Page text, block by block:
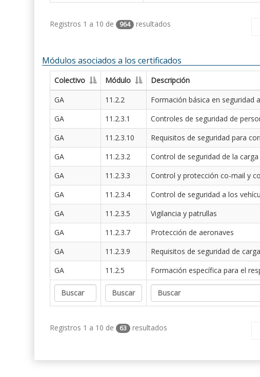
Registros 1 a 10 de 964 resultados
Módulos asociados a los certificados
Colectivo Módulo
Descripción
GA
11.2.2
Formación básica en seguridad
GA
11.2.3.1
Controles de seguridad de
GA
11.2.3.10
Requisitos de seguridad para
GA
11.2.3.2
Control de seguridad de la
GA
11.2.3.3
Control y protección co-mail y
GA
11.2.3.4
Control de seguridad a los
GA
11.2.3.5
Vigilancia y patrullas
GA
11.2.3.7
Protección de aeronaves
GA
11.2.3.9
Requisitos de seguridad de
GA
11.2.5 Formación específica para el
Registros 1 a 10 de 63 resultados